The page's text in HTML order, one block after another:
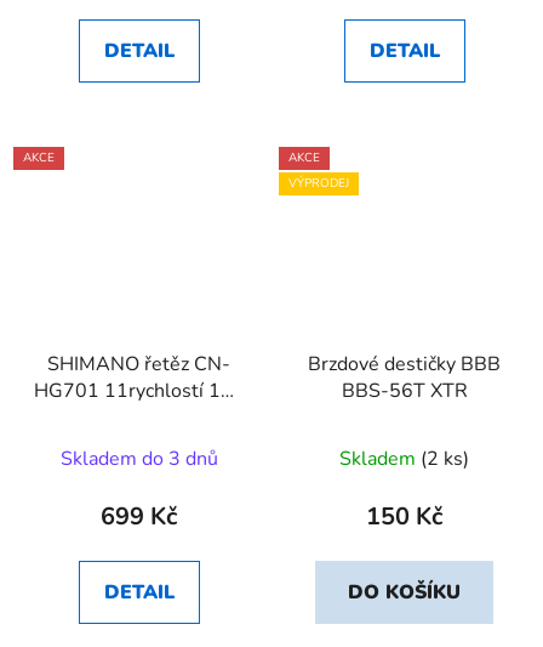
DETAIL DETAIL
AKCE
SHIMANO řetěz CN-
HG701 11rychlostí 116
Skladem do 3 dnů
699 Kč
DETAIL
AKCE
VÝPRODEJ
Brzdové destičky BBB
BBS-56T XTR
Skladem (2 ks)
150 Kč
DO KOŠÍKU